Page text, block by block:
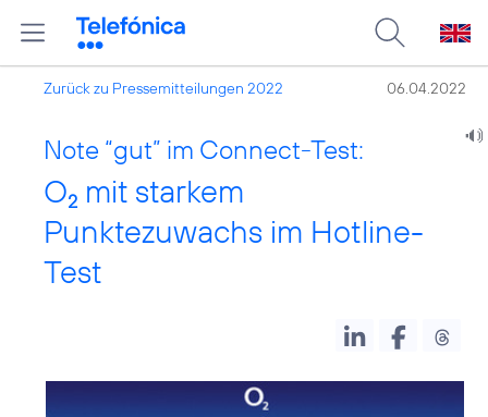
Zurück zu Pressemitteilungen 2022 06.04.2022
Note “gut” im Connect-Test:
O2 mit starkem
Punktezuwachs im Hotline-
Test